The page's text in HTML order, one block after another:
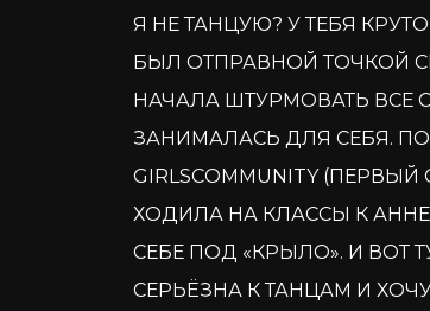
Я НЕ ТАНЦУЮ? У ТЕБЯ
БЫЛ ОТПРАВНОЙ ТОЧКОЙ
НАЧАЛА ШТУРМОВАТЬ ВСЕ
ЗАНИМАЛАСЬ ДЛЯ СЕБЯ.
GIRLSCOMMUNITY
ХОДИЛА НА КЛАССЫ К
СЕБЕ ПОД «КРЫЛО». И ВОТ
СЕРЬЁЗНА К ТАНЦАМ И